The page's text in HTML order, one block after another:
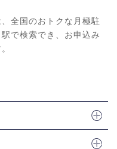
、全国のおトクな月極駐
で検索でき、お申込み